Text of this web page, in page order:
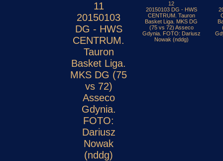
11
20150103
DG - HWS
CENTRUM.
Tauron
Basket Liga.
MKS DG (75
vs 72)
Asseco
Gdynia.
FOTO:
Dariusz
Nowak
(nddg)
12
20150103 DG - HWS
CENTRUM. Tauron
Basket Liga. MKS DG
(75 vs 72) Asseco
Gdynia. FOTO: Dariusz
Nowak (nddg)